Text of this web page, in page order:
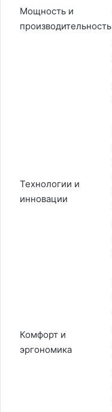
Мощность и
производительность
Технологии и
инновации
Комфорт и
эргономика